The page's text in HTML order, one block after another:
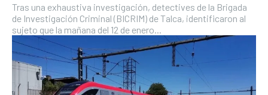
Tras una exhaustiva investigación, detectives de la Brigada
de Investigación Criminal (BICRIM) de Talca, identificaron al
sujeto que la mañana del 12 de enero...